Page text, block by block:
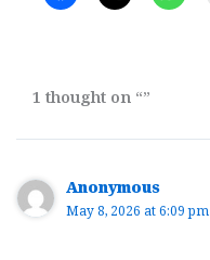
1 thought on “”
Anonymous
May 8, 2026 at 6:09 pm